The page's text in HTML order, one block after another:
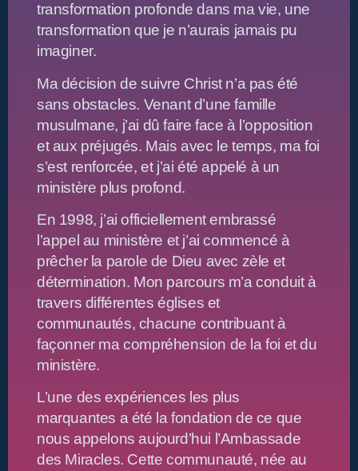
transformation profonde dans ma vie, une
transformation que je n’aurais jamais pu
imaginer.
Ma décision de suivre Christ n’a pas été
sans obstacles. Venant d’une famille
musulmane, j’ai dû faire face à l’opposition
et aux préjugés. Mais avec le temps, ma foi
s’est renforcée, et j’ai été appelé à un
ministère plus profond.
En 1998, j’ai officiellement embrassé
l’appel au ministère et j’ai commencé à
prêcher la parole de Dieu avec zèle et
détermination. Mon parcours m’a conduit à
travers différentes églises et
communautés, chacune contribuant à
façonner ma compréhension de la foi et du
ministère.
L’une des expériences les plus
marquantes a été la fondation de ce que
nous appelons aujourd’hui l’Ambassade
des Miracles. Cette communauté, née au